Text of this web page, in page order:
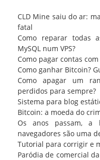
CLD Mine saiu do ar:
fatal
Como reparar todas
MySQL num VPS?
Como pagar contas
Como ganhar Bitcoin?
Como apagar um
perdidos para sempre?
Sistema para blog
Bitcoin: a moeda do
Os anos passam, a
navegadores são uma
Tutorial para corrigir e
Paródia de comercial